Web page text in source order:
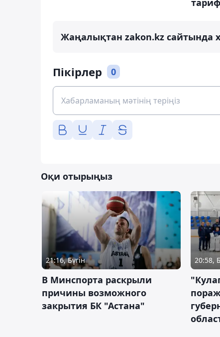
Жаңалықтан zakon.kz сайтында
Пікірлер 0
Оқи отырыңыз
21:16, Бүгін
В Минспорта раскрыли
причины возможного
закрытия БК "Астана"
20:58,